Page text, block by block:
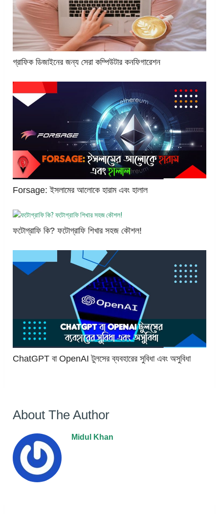
গ্রাফিক ডিজাইনের জন্য সেরা কম্পিউটার কনফিগারেশন
Forsage: ইসলামের আলোকে হারাম এবং হালাল
ফটোগ্রাফি কি? ফটোগ্রাফি শিখার সহজ কৌশল!
ChatGPT বা OpenAI টুলসের ব্যবহারের সুবিধা এবং অসুবিধা
About The Author
Midul Khan